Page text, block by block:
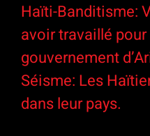
Haïti-Banditisme:
avoir travaillé pour
gouvernement
Séisme: Les
dans leur pays.